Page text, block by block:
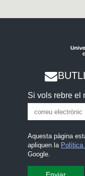
Si vols rebre el
Aquesta pàgina
apliquen la Política
Google.